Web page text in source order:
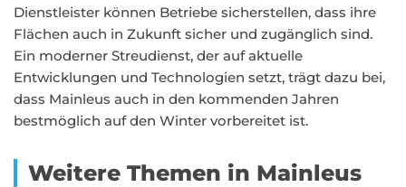
Dienstleister können Betriebe sicherstellen, dass ihre
Flächen auch in Zukunft sicher und zugänglich sind.
Ein moderner Streudienst, der auf aktuelle
Entwicklungen und Technologien setzt, trägt dazu bei,
dass Mainleus auch in den kommenden Jahren
bestmöglich auf den Winter vorbereitet ist.
Weitere Themen in Mainleus